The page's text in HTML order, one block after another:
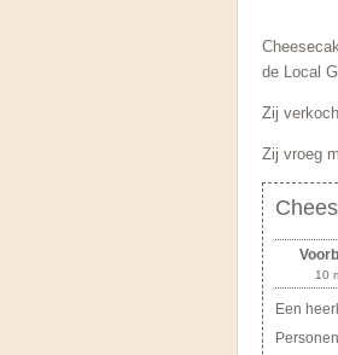
de Local
Zij
Zij vroeg
10
Een